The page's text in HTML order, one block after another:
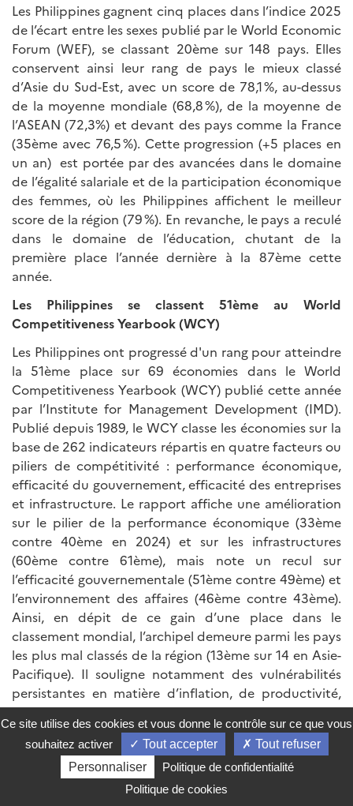
Les Philippines gagnent cinq places dans l’indice 2025
de l’écart entre les sexes publié par le World Economic
Forum (WEF), se classant 20ème sur 148 pays. Elles
conservent ainsi leur rang de pays le mieux classé
d’Asie du Sud-Est, avec un score de 78,1 %, au-dessus
de la moyenne mondiale (68,8 %), de la moyenne de
l’ASEAN (72,3%) et devant des pays comme la France
(35ème avec 76,5 %). Cette progression (+5 places en
un an) est portée par des avancées dans le domaine
de l’égalité salariale et de la participation économique
des femmes, où les Philippines affichent le meilleur
score de la région (79 %). En revanche, le pays a reculé
dans le domaine de l’éducation, chutant de la
première place l’année dernière à la 87ème cette
année.
Les Philippines se classent 51ème au World
Competitiveness Yearbook (WCY)
Les Philippines ont progressé d'un rang pour atteindre
la 51ème place sur 69 économies dans le World
Competitiveness Yearbook (WCY) publié cette année
par l’Institute for Management Development (IMD).
Publié depuis 1989, le WCY classe les économies sur la
base de 262 indicateurs répartis en quatre facteurs ou
piliers de compétitivité : performance économique,
efficacité du gouvernement, efficacité des entreprises
et infrastructure. Le rapport affiche une amélioration
sur le pilier de la performance économique (33ème
contre 40ème en 2024) et sur les infrastructures
(60ème contre 61ème), mais note un recul sur
l’efficacité gouvernementale (51ème contre 49ème) et
l’environnement des affaires (46ème contre 43ème).
Ainsi, en dépit de ce gain d’une place dans le
classement mondial, l’archipel demeure parmi les pays
les plus mal classés de la région (13ème sur 14 en Asie-
Pacifique). Il souligne notamment des vulnérabilités
persistantes en matière d’inflation, de productivité,
d’investissement technologique et d’accès aux
services publics.
Cambodge
Ce site utilise des cookies et vous donne le contrôle sur ce que vous
souhaitez activer
Tout accepter
Tout refuser
Personnaliser
Politique de confidentialité
Politique de cookies